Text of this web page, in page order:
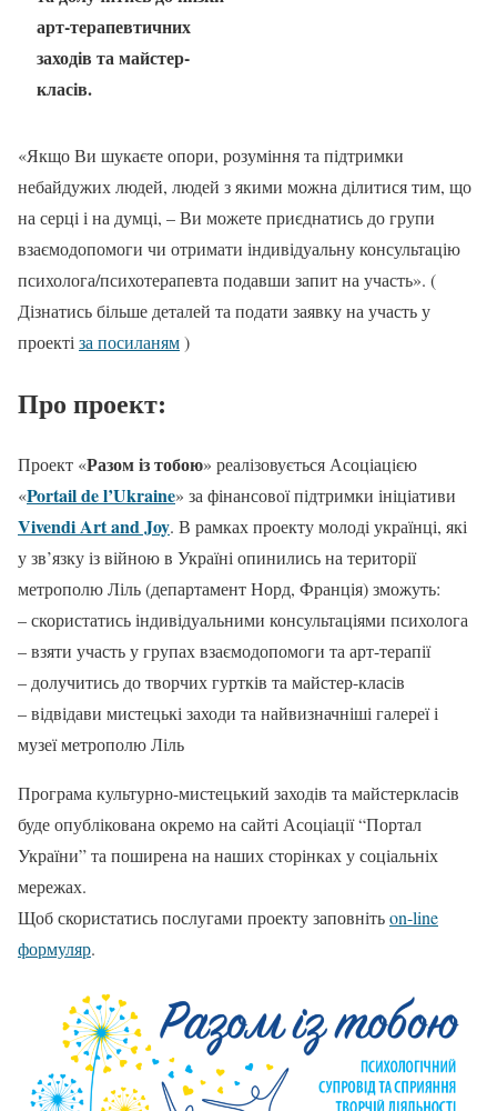
арт-терапевтичних
заходів та майстер-
класів.
«Якщо Ви шукаєте опори, розуміння та підтримки
небайдужих людей, людей з якими можна ділитися тим, що
на серці і на думці, – Ви можете приєднатись до групи
взаємодопомоги чи отримати індивідуальну консультацію
психолога/психотерапевта подавши запит на участь». (
Дізнатись більше деталей та подати заявку на участь у
проекті за посиланям)
Про проект:
Проект «Разом із тобою» реалізовується Асоціацією
«Portail de l’Ukraine» за фінансової підтримки ініціативи
Vivendi Art and Joy. В рамках проекту молоді українці, які
у зв’язку із війною в Україні опинились на території
метрополю Ліль (департамент Норд, Франція) зможуть:
– скористатись індивідуальними консультаціями психолога
– взяти участь у групах взаємодопомоги та арт-терапії
– долучитись до творчих гуртків та майстер-класів
– відвідави мистецькі заходи та найвизначніші галереї і
музеї метрополю Ліль
Програма культурно-мистецький заходів та майстеркласів
буде опублікована окремо на сайті Асоціації “Портал
України” та поширена на наших сторінках у соціальніх
мережах.
Щоб скористатись послугами проекту заповнітьon-line
формуляр.